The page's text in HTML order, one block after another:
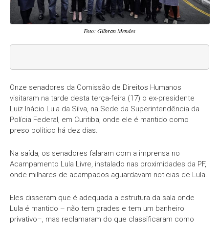
Foto: Gilbran Mendes
Onze senadores da Comissão de Direitos Humanos
visitaram na tarde desta terça-feira (17) o ex-presidente
Luiz Inácio Lula da Silva, na Sede da Superintendência da
Polícia Federal, em Curitiba, onde ele é mantido como
preso político há dez dias.
Na saída, os senadores falaram com a imprensa no
Acampamento Lula Livre, instalado nas proximidades da PF,
onde milhares de acampados aguardavam noticias de Lula.
Eles disseram que é adequada a estrutura da sala onde
Lula é mantido – não tem grades e tem um banheiro
privativo–, mas reclamaram do que classificaram como